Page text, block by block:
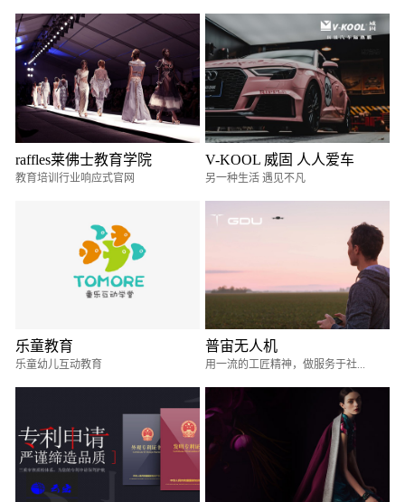
raffles莱佛士教育学院
教育培训行业响应式官网
V-KOOL 威固 人人爱车
另一种生活 遇见不凡
乐童教育
乐童幼儿互动教育
普宙无人机
用一流的工匠精神，做服务于社...